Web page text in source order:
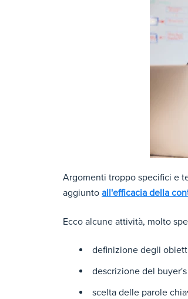
Argomenti troppo specifici e
aggiunto all'efficacia della
Ecco alcune attività, molto
definizione degli
descrizione del
scelta delle parole